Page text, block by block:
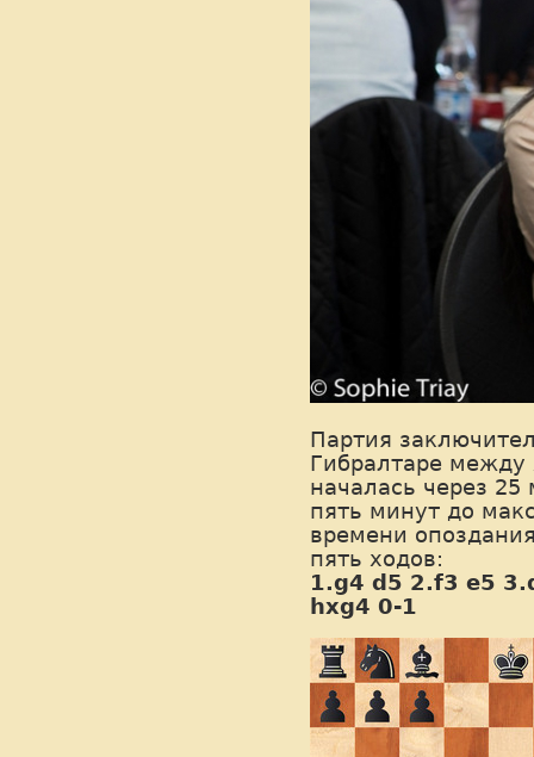
Партия
Гибралтаре
началась через 25
пять минут до
времени
пять ходов:
1.g4 d5 2.f3 e5
hxg4 0-1